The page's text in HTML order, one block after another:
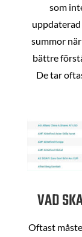
som
summor
bättre
De tar
VAD
Oftast